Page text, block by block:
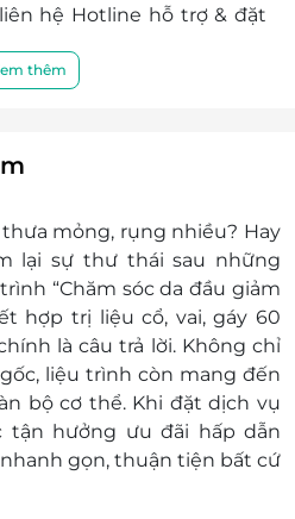
hệ Hotline hỗ trợ & đặt
để đảm bảo khách hàng
thông cảm:
Biên Phủ, Phường Võ Thị
được mua nhiều e-
không có giá trị quy đổi
trả lại tiền thừa
thời cùng lúc với các
mại khác
thêm
mỏng, rụng nhiều? Hay
lại sự thư thái sau những
“Chăm sóc da đầu giảm
hợp trị liệu cổ, vai, gáy 60
là câu trả lời. Không chỉ
liệu trình còn mang đến
bộ cơ thể. Khi đặt dịch vụ
tận hưởng ưu đãi hấp dẫn
gọn, thuận tiện bất cứ